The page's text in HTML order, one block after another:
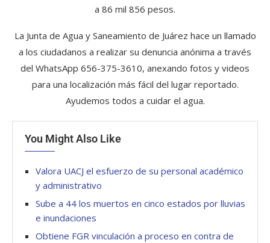
a 86 mil 856 pesos.
La Junta de Agua y Saneamiento de Juárez hace un llamado
a los ciudadanos a realizar su denuncia anónima a través
del WhatsApp 656-375-3610, anexando fotos y videos
para una localización más fácil del lugar reportado.
Ayudemos todos a cuidar el agua.
You Might Also Like
Valora UACJ el esfuerzo de su personal académico
y administrativo
Sube a 44 los muertos en cinco estados por lluvias
e inundaciones
Obtiene FGR vinculación a proceso en contra de